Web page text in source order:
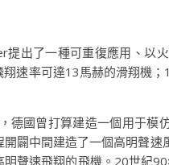
提出了一種可重復應用、以
速率可達13馬赫的滑翔機
德國曾打算建造一個用于
闢中間建造了一個高明聲
明聲速飛翔的飛機。20世紀